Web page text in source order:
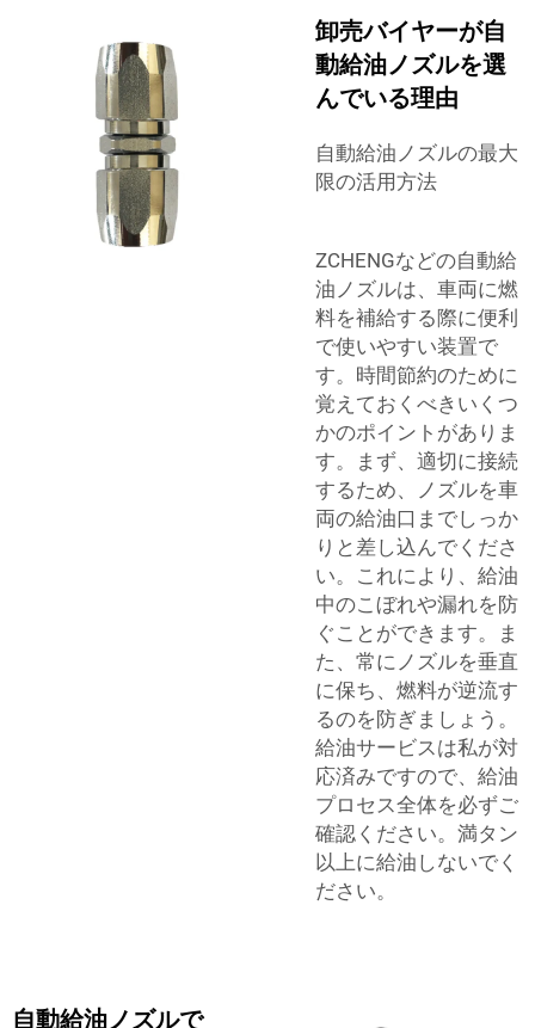
卸売バイヤーが自
動給油ノズルを選
んでいる理由
自動給油ノズルの最大
限の活用方法
ZCHENGなどの自動給
油ノズルは、車両に燃
料を補給する際に便利
で使いやすい装置で
す。時間節約のために
覚えておくべきいくつ
かのポイントがありま
す。まず、適切に接続
するため、ノズルを車
両の給油口までしっか
りと差し込んでくださ
い。これにより、給油
中のこぼれや漏れを防
ぐことができます。ま
た、常にノズルを垂直
に保ち、燃料が逆流す
るのを防ぎましょう。
給油サービスは私が対
応済みですので、給油
プロセス全体を必ずご
確認ください。満タン
以上に給油しないでく
ださい。
自動給油ノズルで